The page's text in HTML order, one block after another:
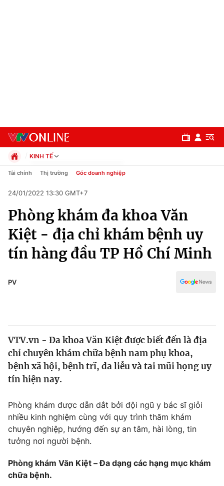
Chuyên mục
Chính trị
Xã hội
Pháp luật
Thế giới
Tin tức
Thế giới đó đây
Câu chuyện quốc tế
Kinh tế
Thị trường
Góc doanh nghiệp
Dữ liệu và đời sống
Truyền hình
Hậu trường
Giải trí
Điện ảnh
KINH TẾ
Chính trị
Pháp luật
Kinh tế
Thể thao
Truyền hình
Văn hóa - Giải trí
Tài chính Thị trường Góc doanh nghiệp
24/01/2022 13:30 GMT+7
Phòng khám đa khoa Văn
Kiệt - địa chỉ khám bệnh uy
tín hàng đầu TP Hồ Chí Minh
PV
VTV.vn - Đa khoa Văn Kiệt được biết đến là địa
chỉ chuyên khám chữa bệnh nam phụ khoa,
bệnh xã hội, bệnh trĩ, da liễu và tai mũi họng uy
tín hiện nay.
Phòng khám được dẫn dắt bởi đội ngũ y bác sĩ giỏi
nhiều kinh nghiệm cùng với quy trình thăm khám
chuyên nghiệp, hướng đến sự an tâm, hài lòng, tin
tưởng nơi người bệnh.
Phòng khám Văn Kiệt – Đa dạng các hạng mục khám
chữa bệnh.